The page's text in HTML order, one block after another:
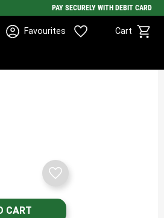
PAY SECURELY WITH DEBIT CARD
Favourites Cart
Favorites Basket
Add to favorites